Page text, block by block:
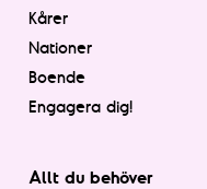
Kårer
Nationer
Boende
Engagera dig!
Allt du behöver